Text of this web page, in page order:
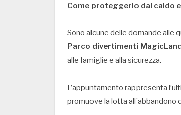
Come proteggerlo dal caldo
Sono alcune delle domande alle
Parco divertimenti
alle famiglie e alla sicurezza.
L’appuntamento rappresenta
promuove la lotta all’abbandono